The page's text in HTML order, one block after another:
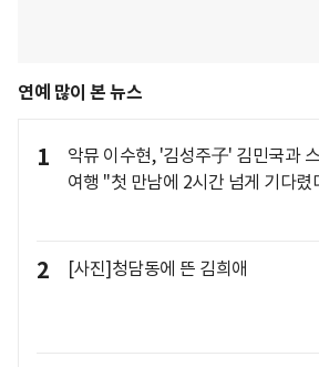
연예 많이 본 뉴스
1
악뮤 이수현, '김성주子' 김민국과
여행 "첫 만남에 2시간 넘게 기다렸
2 [사진]청담동에 뜬 김희애